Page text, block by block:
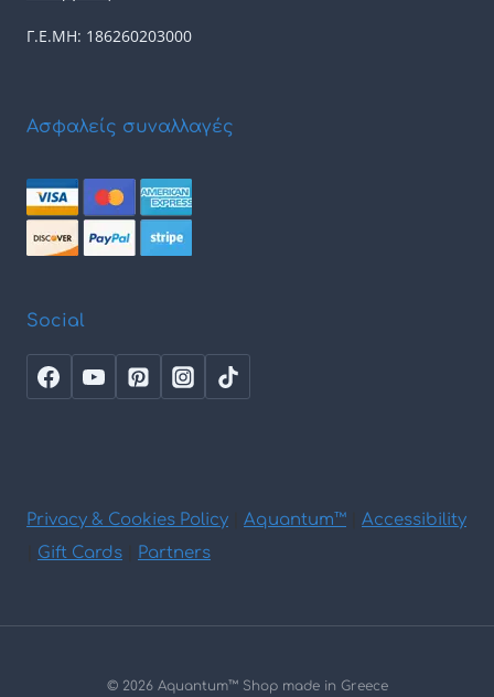
Γ.Ε.ΜΗ: 186260203000
Ασφαλείς συναλλαγές
Social
Privacy & Cookies Policy Aquantum™
Accessibility
Gift Cards Partners
© 2026 Aquantum™Shop made in Greece